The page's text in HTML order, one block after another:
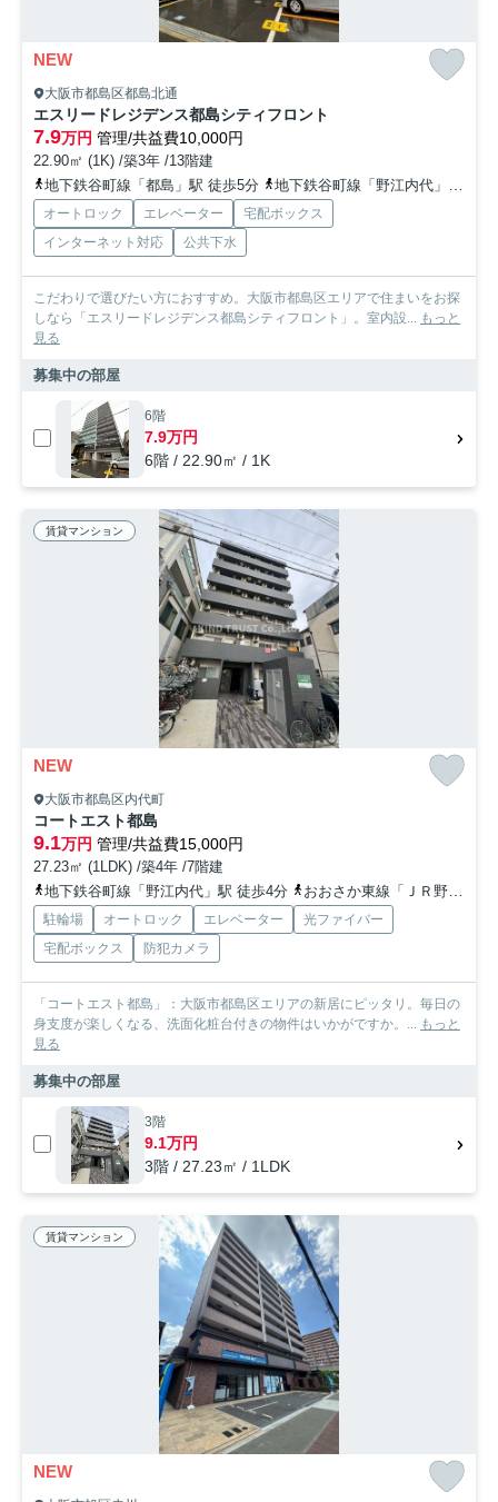
NEW
大阪市都島区都島北通
エスリードレジデンス都島シティフロント
7.9万円 管理/共益費10,000円
22.90㎡ (1K) /築3年 /13階建
地下鉄谷町線「都島」駅 徒歩5分
地下鉄谷町線「野江内代」駅 徒歩14分
オートロック エレベーター
宅配ボックス
インターネット対応
公共下水
こだわりで選びたい方におすすめ。大阪市都島区エリアで住まいをお探
しなら「エスリードレジデンス都島シティフロント」。室内設... もっと
見る
募集中の部屋
6階
7.9万円
6階 / 22.90㎡ / 1K
賃貸マンション
NEW
大阪市都島区内代町
コートエスト都島
9.1万円 管理/共益費15,000円
27.23㎡ (1LDK) /築4年 /7階建
地下鉄谷町線「野江内代」駅 徒歩4分
おおさか東線「ＪＲ野江」駅 徒歩10分
駐輪場 オートロック エレベーター
光ファイバー
宅配ボックス
防犯カメラ
「コートエスト都島」：大阪市都島区エリアの新居にピッタリ。毎日の
身支度が楽しくなる、洗面化粧台付きの物件はいかがですか。... もっと
見る
募集中の部屋
3階
9.1万円
3階 / 27.23㎡ / 1LDK
賃貸マンション
NEW